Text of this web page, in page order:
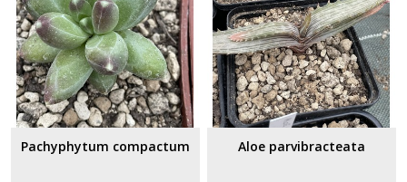
Pachyphytum compactum Aloe parvibracteata